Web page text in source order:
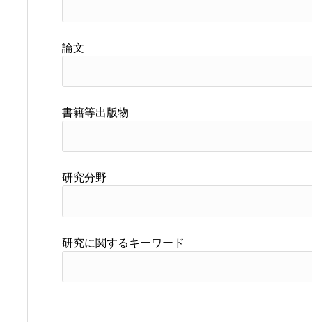
論文
書籍等出版物
研究分野
研究に関するキーワード